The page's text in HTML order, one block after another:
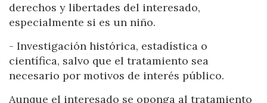
derechos y libertades del interesado,
especialmente si es un niño.
- Investigación histórica, estadística o
científica, salvo que el tratamiento sea
necesario por motivos de interés público.
Aunque el interesado se oponga al tratamiento